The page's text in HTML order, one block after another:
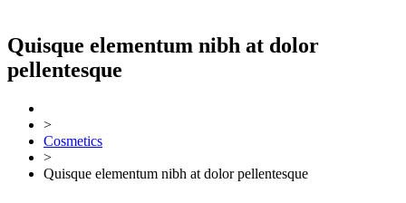
Quisque elementum nibh at dolor
pellentesque
>
Cosmetics
>
Quisque elementum nibh at dolor pellentesque